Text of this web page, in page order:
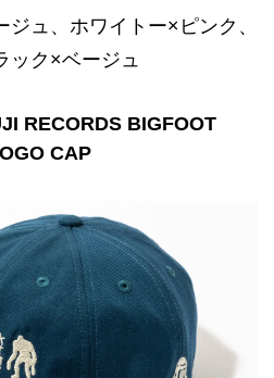
ュ、ホワイトー×ピンク、
ック×ベージュ
RECORDS BIGFOOT
CAP